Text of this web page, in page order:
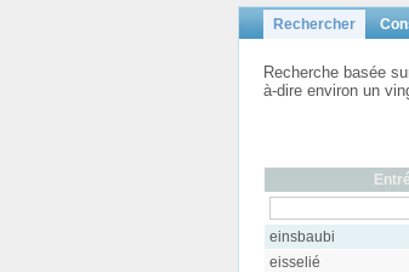
Rechercher
Recherche basée
à-dire environ un
einsbaubi
eisselié